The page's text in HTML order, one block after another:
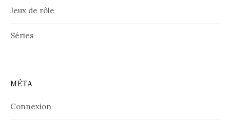
Jeux de rôle
Séries
MÉTA
Connexion